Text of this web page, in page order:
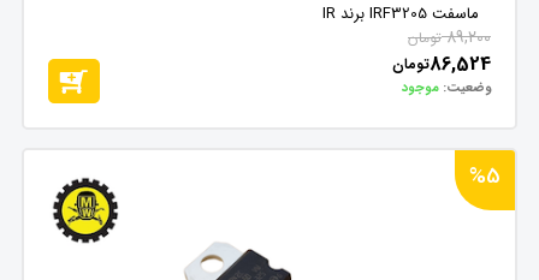
ماسفت IRF3205 برند IR
89,200 تومان
86,524تومان
وضعیت: موجود
%5